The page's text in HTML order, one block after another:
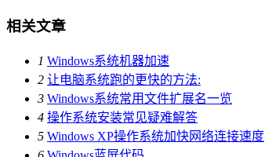
相关文章
1 Windows系统机器加速
2 让电脑系统跑的更快的方法:
3 Windows系统常用文件扩展名一览
4 操作系统安装常见疑难解答
5 Windows XP操作系统加快网络连接速度